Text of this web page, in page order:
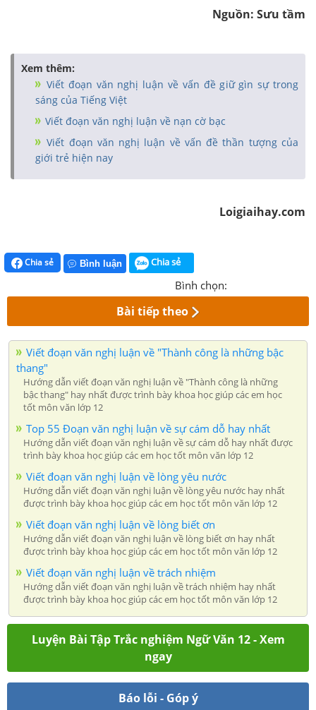
Nguồn: Sưu tầm
Xem thêm:
Viết đoạn văn nghị luận về vấn đề giữ gìn sự trong
sáng của Tiếng Việt
Viết đoạn văn nghị luận về nạn cờ bạc
Viết đoạn văn nghị luận về vấn đề thần tượng của
giới trẻ hiện nay
Loigiaihay.com
Chia sẻ Bình luận Chia sẻ
Bình chọn:
Bài tiếp theo
Viết đoạn văn nghị luận về "Thành công là những bậc
thang"
Hướng dẫn viết đoạn văn nghị luận về "Thành công là những
bậc thang" hay nhất được trình bày khoa học giúp các em học
tốt môn văn lớp 12
Top 55 Đoạn văn nghị luận về sự cám dỗ hay nhất
Hướng dẫn viết đoạn văn nghị luận về sự cám dỗ hay nhất được
trình bày khoa học giúp các em học tốt môn văn lớp 12
Viết đoạn văn nghị luận về lòng yêu nước
Hướng dẫn viết đoạn văn nghị luận về lòng yêu nước hay nhất
được trình bày khoa học giúp các em học tốt môn văn lớp 12
Viết đoạn văn nghị luận về lòng biết ơn
Hướng dẫn viết đoạn văn nghị luận về lòng biết ơn hay nhất
được trình bày khoa học giúp các em học tốt môn văn lớp 12
Viết đoạn văn nghị luận về trách nhiệm
Hướng dẫn viết đoạn văn nghị luận về trách nhiệm hay nhất
được trình bày khoa học giúp các em học tốt môn văn lớp 12
Luyện Bài Tập Trắc nghiệm Ngữ Văn 12 - Xem
ngay
Báo lỗi - Góp ý